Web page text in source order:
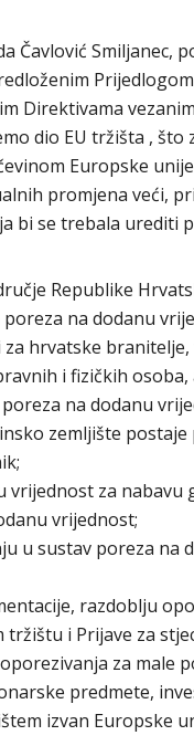
Čavlović Smiljanec,
Direktivama
dio EU tržišta ,
Europske
promjena veći,
bi se trebala urediti
Republike
na dodanu
hrvatske
i fizičkih
na dodanu
zemljište
vrijednost za
vrijednost;
u sustav poreza na
razdoblju
i Prijave za
za male
predmete,
izvan Europske